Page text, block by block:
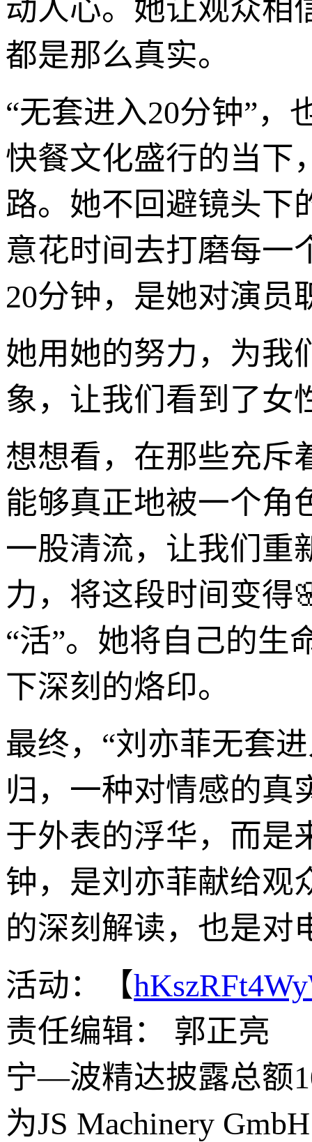
动人心。她让观众相
都是那么真实。
“无套进入20分钟”，
快餐文化盛行的当下
路。她不回避镜头下
意花时间去打磨每一
20分钟，是她对演员
她用她的努力，为我
象，让我们看到了女
想想看，在那些充斥
能够真正地被一个角
一股清流，让我们重
力，将这段时间变得
“活”。她将自己的生
下深刻的烙印。
最终，“刘亦菲无套
归，一种对情感的真
于外表的浮华，而是
钟，是刘亦菲献给观
的深刻解读，也是对
活动：【
责任编辑： 郭正亮
宁—波精达披露总额
为JS Machinery GmbH